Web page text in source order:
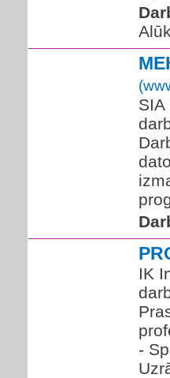
SIA
IK
-